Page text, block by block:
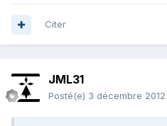
Citer
JML31
Posté(e) 3 décembre 2012